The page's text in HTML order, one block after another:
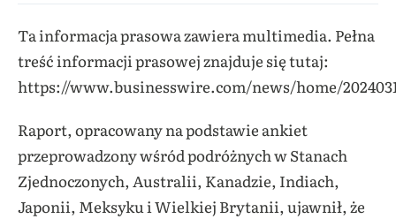
Ta informacja prasowa zawiera multimedia. Pełna
treść informacji prasowej znajduje się tutaj:
https://www.businesswire.com/news/home/
Raport, opracowany na podstawie ankiet
przeprowadzony wśród podróżnych w Stanach
Zjednoczonych, Australii, Kanadzie, Indiach,
Japonii, Meksyku i Wielkiej Brytanii, ujawnił, że